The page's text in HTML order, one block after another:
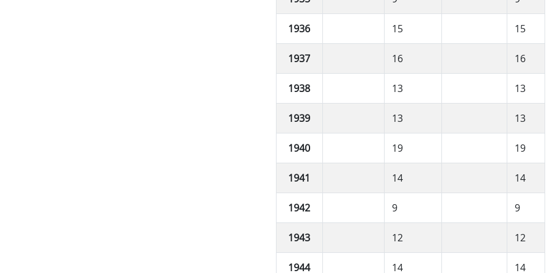
1936 15 15
1937 16 16
1938 13 13
1939 13 13
1940 19 19
1941 14 14
1942 9 9
1943 12 12
1944 14 14